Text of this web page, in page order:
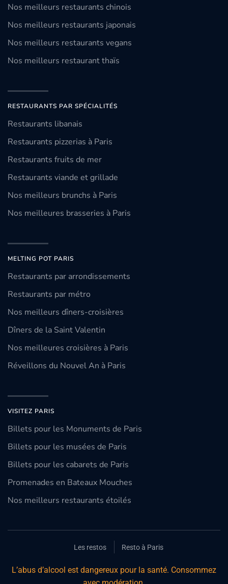
Nos meilleurs restaurants chinois
Nos meilleurs restaurants japonais
Nos meilleurs restaurants vegans
Nos meilleurs restaurant thaïs
RESTAURANTS PAR SPÉCIALITÉS
Restaurants libanais
Restaurants pizzerias à Paris
Restaurants fruits de mer
Restaurants viande et grillade
Nos meilleurs brunchs à Paris
Nos meilleures brasseries à Paris
MELTING POT PARIS
Restaurants par arrondissements
Restaurants par métro
Nos meilleurs dîners-croisières
Dîners de la Saint Valentin
Nos meilleures croisières à Paris
Réveillons du Nouvel An à Paris
VISITEZ PARIS
Billets pour les Monuments de Paris
Billets pour les musées de Paris
Billets pour les cabarets de Paris
Promenades en Bateaux Mouches
Nos meilleurs restaurants étoilés
Les restos Resto à Paris
L’abus d’alcool est dangereux pour la santé. Consommez